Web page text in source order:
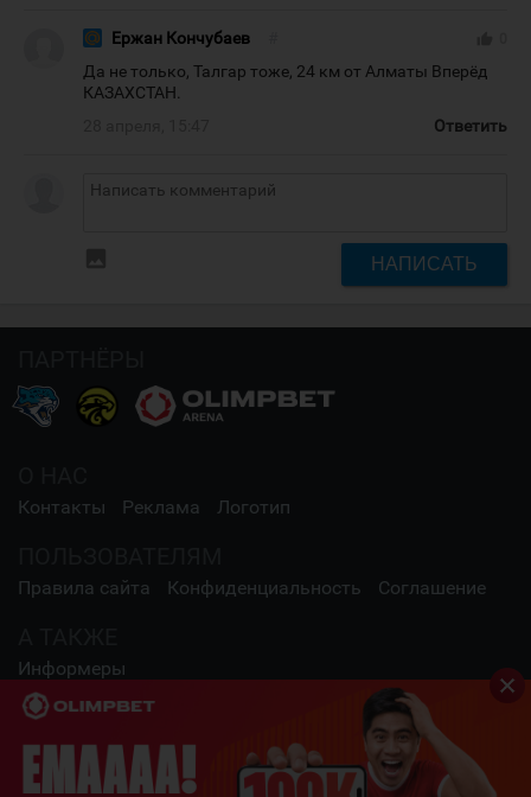
Ержан Кончубаев
Да не только, Талгар тоже, 24 км от Алматы Вперёд
КАЗАХСТАН.
Ответить
НАПИСАТЬ
Контакты Реклама Логотип
Правила сайта Конфиденциальность Соглашение
Информеры
СОЦИАЛЬНЫЕ СЕТИ